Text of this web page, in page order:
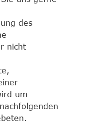
des
nicht
um